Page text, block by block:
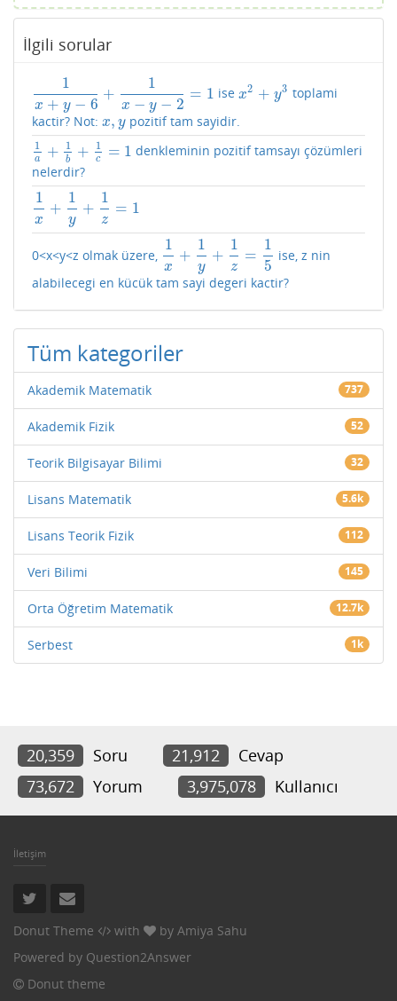
İlgili sorular
1
x + y − 6
+
1
x − y − 2
= 1
1x+y−6+1x− y−2 =1 isex2 + y3
x2+y3
toplami
kactir? Not: x, y
x,y pozitif tam sayidir.
1
a + 1
b + 1
c = 1
1a +1 b+ 1c =1
denkleminin pozitif tamsayı çözümleri
nelerdir?
1
x
+
1
y
+
1
z
= 1
1x +1y +1 z=1
0<x<y<z olmak üzere,
1
x
+
1
y
+
1
z
=
1
5
1x +1y +1 z=1 5
ise, z nin
alabilecegi en kücük tam sayi degeri kactir?
Tüm kategoriler
Akademik Matematik 737
Akademik Fizik 52
Teorik Bilgisayar Bilimi 32
Lisans Matematik 5.6k
Lisans Teorik Fizik 112
Veri Bilimi 145
Orta Öğretim Matematik 12.7k
Serbest 1k
20,359 Soru 21,912
Cevap
73,672
Yorum 3,975,078 Kullanıcı
İletişim
Donut Theme with by Amiya Sahu
Powered by Question2Answer
Donut theme